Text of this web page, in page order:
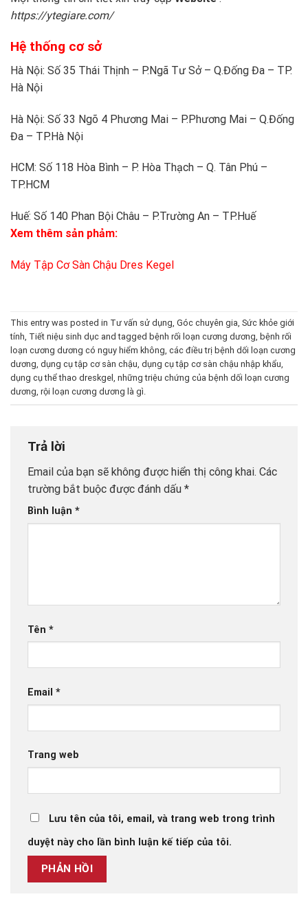
https://ytegiare.com/
Hệ thống cơ sở
Hà Nội: Số 35 Thái Thịnh – P.Ngã Tư Sở – Q.Đống Đa – TP.
Hà Nội
Hà Nội: Số 33 Ngõ 4 Phương Mai – P.Phương Mai – Q.Đống
Đa – TP.Hà Nội
HCM: Số 118 Hòa Bình – P. Hòa Thạch – Q. Tân Phú –
TP.HCM
Huế: Số 140 Phan Bội Châu – P.Trường An – TP.Huế
Xem thêm sản phảm:
Máy Tập Cơ Sàn Chậu Dres Kegel
This entry was posted in Tư vấn sử dụng, Góc chuyên gia, Sức khỏe giới
tính, Tiết niệu sinh dục and tagged bệnh rối loạn cương dương, bệnh rối
loạn cương dương có nguy hiểm không, các điều trị bệnh dối loạn cương
dương, dụng cụ tập cơ sàn chậu, dụng cụ tập cơ sàn chậu nhập khẩu,
dụng cụ thể thao dreskgel , những triệu chứng của bệnh dối loạn cương
dương, rội loạn cương dương là gì.
Trả lời
Email của bạn sẽ không được hiển thị công khai. Các
trường bắt buộc được đánh dấu *
Bình luận *
Tên *
Email *
Trang web
Lưu tên của tôi, email, và trang web trong trình
duyệt này cho lần bình luận kế tiếp của tôi.